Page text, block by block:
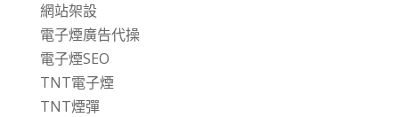
網站架設
電子煙廣告代操
電子煙SEO
TNT電子煙
TNT煙彈